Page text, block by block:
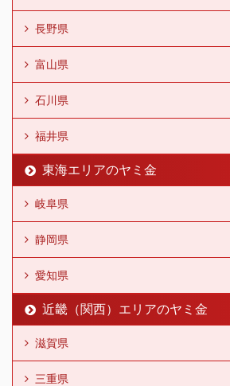
長野県
富山県
石川県
福井県
東海エリアのヤミ金
岐阜県
静岡県
愛知県
近畿（関西）エリアのヤミ金
滋賀県
三重県